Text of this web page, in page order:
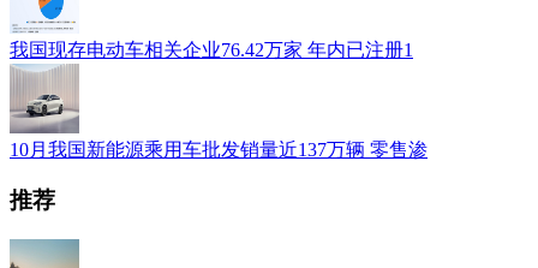
我国现存电动车相关企业76.42万家 年内已注册1
10月我国新能源乘用车批发销量近137万辆 零售渗
推荐